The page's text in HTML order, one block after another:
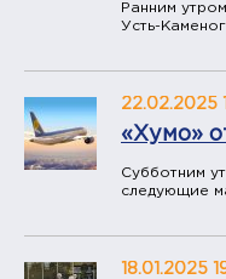
Ранним
Усть-
22.02.2025
«Хумо»
Субботним
следующие
18.01.2025